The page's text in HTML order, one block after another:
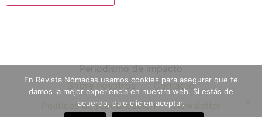
Periodismo de impacto
Sobre nosotros
Contacto
Políticas de republicación
Newsletter
En Revista Nómadas usamos cookies para asegurar que te
damos la mejor experiencia en nuestra web. Si estás de
acuerdo, dale clic en aceptar.